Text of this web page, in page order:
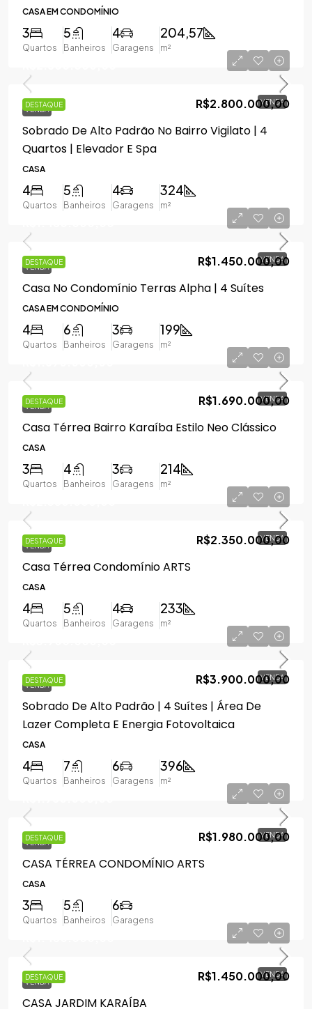
CASA EM CONDOMÍNIO
3
Quartos
5
Banheiros
4
Garagens
204,57
m²
DESTAQUE VENDA
VENDA
Sobrado De Alto Padrão No Bairro Vigilato | 4
Quartos | Elevador E Spa
R$2.800.000,00
CASA
4
Quartos
5
Banheiros
4
Garagens
324
m²
DESTAQUE VENDA
VENDA
Casa No Condomínio Terras Alpha | 4 Suítes
R$1.450.000,00
CASA EM CONDOMÍNIO
4
Quartos
6
Banheiros
3
Garagens
199
m²
DESTAQUE VENDA
VENDA
Casa Térrea Bairro Karaíba Estilo Neo Clássico
R$1.690.000,00
CASA
3
Quartos
4
Banheiros
3
Garagens
214
m²
DESTAQUE VENDA
VENDA
Casa Térrea Condomínio ARTS
R$2.350.000,00
CASA
4
Quartos
5
Banheiros
4
Garagens
233
m²
DESTAQUE VENDA
VENDA
Sobrado De Alto Padrão | 4 Suítes | Área De
Lazer Completa E Energia Fotovoltaica
R$3.900.000,00
CASA
4
Quartos
7
Banheiros
6
Garagens
396
m²
DESTAQUE VENDA
VENDA
CASA TÉRREA CONDOMÍNIO ARTS
R$1.980.000,00
CASA
3
Quartos
5
Banheiros
6
Garagens
DESTAQUE VENDA
VENDA
CASA JARDIM KARAÍBA
R$1.450.000,00